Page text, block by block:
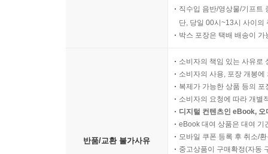
직수입 음반/영상물/기프트
단, 당일 00시~13시 사이의
박스 포장은 택배 배송이
반품/교환 불가사유
소비자의 책임 있는 사유로
소비자의 사용, 포장 개봉
복제가 가능한 상품 등의
소비자의 요청에 따라 개별
디지털 컨텐츠인 eBook,
eBook 대여 상품은 대여 기
모바일 쿠폰 등록 후 취소/
중고상품이 구매확정(자동